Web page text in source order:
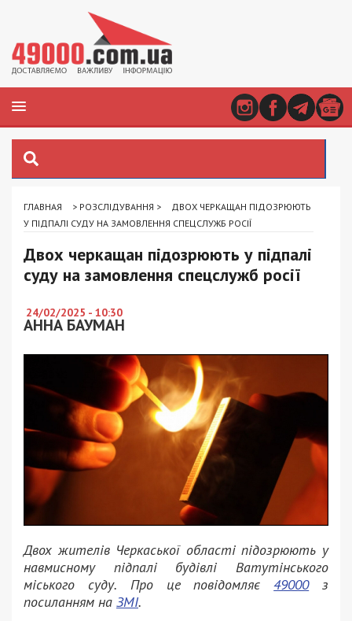
ГЛАВНАЯ > РОЗСЛІДУВАННЯ >
ДВОХ ЧЕРКАЩАН ПІДОЗРЮЮТЬ
У ПІДПАЛІ СУДУ НА ЗАМОВЛЕННЯ СПЕЦСЛУЖБ РОСІЇ
Двох черкащан підозрюють у підпалі
суду на замовлення спецслужб росії
24/02/2025 - 10:30
АННА БАУМАН
Двох жителів Черкаської області підозрюють у
навмисному підпалі будівлі Ватутінського
міського суду.
Про це повідомляє49000з
посиланням на ЗМІ.